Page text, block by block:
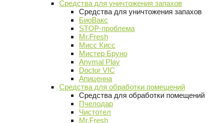
Средства для уничтожения запахов
Средства для уничтожения запахов
БиоВакс
STOP-проблема
Mr.Fresh
Мисс Кисс
Мистер Бруно
Anymal Play
Doctor VIC
Апиценна
Средства для обработки помещений
Средства для обработки помещений
Пчелодар
Чистотел
Mr.Fresh